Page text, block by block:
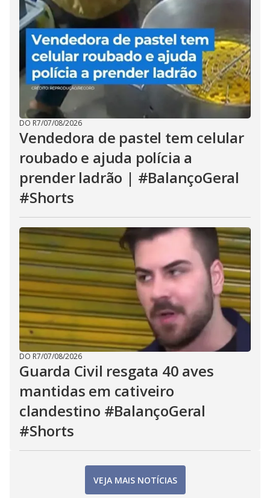
DO R7/07/08/2026
Vendedora de pastel tem celular
roubado e ajuda polícia a
prender ladrão | #BalançoGeral
#Shorts
DO R7/07/08/2026
Guarda Civil resgata 40 aves
mantidas em cativeiro
clandestino #BalançoGeral
#Shorts
VEJA MAIS NOTÍCIAS